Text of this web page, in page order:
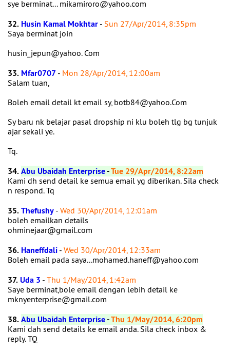
sye berminat... mikamiroro@yahoo.com
32. Husin Kamal Mokhtar - Sun 27/Apr/2014, 8:35pm
Saya berminat join
husin_jepun@yahoo. Com
33. Mfar0707 - Mon 28/Apr/2014, 12:00am
Salam tuan,
Boleh email detail kt email sy, botb84@yahoo.Com
Sy baru nk belajar pasal dropship ni klu boleh tlg bg tunjuk
ajar sekali ye.
Tq.
34.Abu Ubaidah Enterprise-Tue 29/Apr/2014, 8:22am
Kami dh send detail ke semua email yg diberikan. Sila check
n respond. Tq
35.Thefushy - Wed 30/Apr/2014, 12:01am
boleh emailkan details
ohminejaar@gmail.com
36. Haneffdali - Wed 30/Apr/2014, 12:33am
Boleh email pada saya...mohamed.haneff@yahoo.com
37.Uda 3 - Thu 1/May/2014, 1:42am
Saye berminat,bole email dengan lebih detail ke
mknyenterprise@gmail.com
38.Abu Ubaidah Enterprise-Thu 1/May/2014, 6:20pm
Kami dah send details ke email anda. Sila check inbox &
reply. TQ